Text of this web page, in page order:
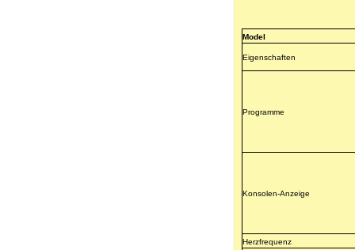
Model
Eigenschaften
Programme
Konsolen-Anzeige
Herzfrequenz